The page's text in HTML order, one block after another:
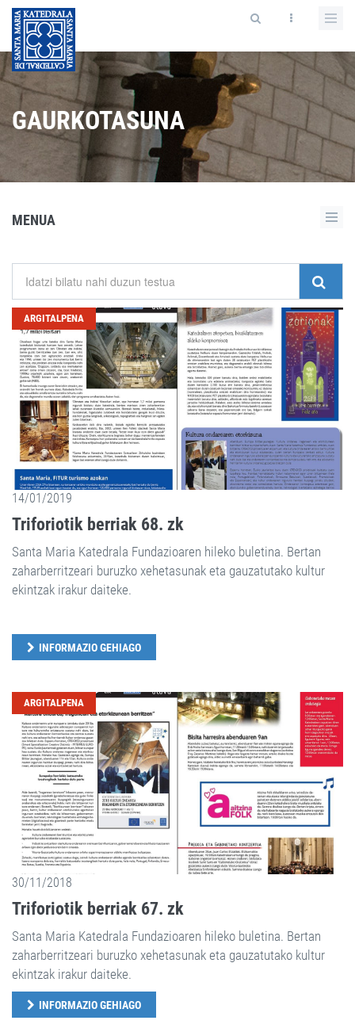
GAURKOTASUNA
MENUA
ARGITALPENA
14/01/2019
Triforiotik berriak 68. zk
Santa Maria Katedrala Fundazioaren hileko buletina. Bertan
zaharberritzeari buruzko xehetasunak eta gauzatutako kultur
ekintzak irakur daiteke.
INFORMAZIO GEHIAGO
ARGITALPENA
30/11/2018
Triforiotik berriak 67. zk
Santa Maria Katedrala Fundazioaren hileko buletina. Bertan
zaharberritzeari buruzko xehetasunak eta gauzatutako kultur
ekintzak irakur daiteke.
INFORMAZIO GEHIAGO